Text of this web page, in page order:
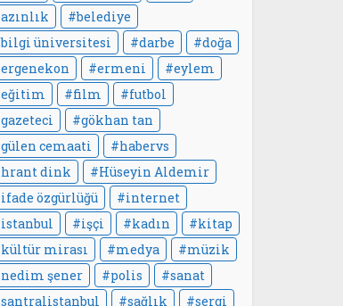
azınlık
belediye
bilgi üniversitesi
darbe
doğa
ergenekon
ermeni
eylem
eğitim
film
futbol
gazeteci
gökhan tan
gülen cemaati
habervs
hrant dink
Hüseyin Aldemir
ifade özgürlüğü
internet
istanbul
işçi kadın
kitap
kültür mirası
medya
müzik
nedim şener
polis
sanat
santralistanbul
sağlık sergi